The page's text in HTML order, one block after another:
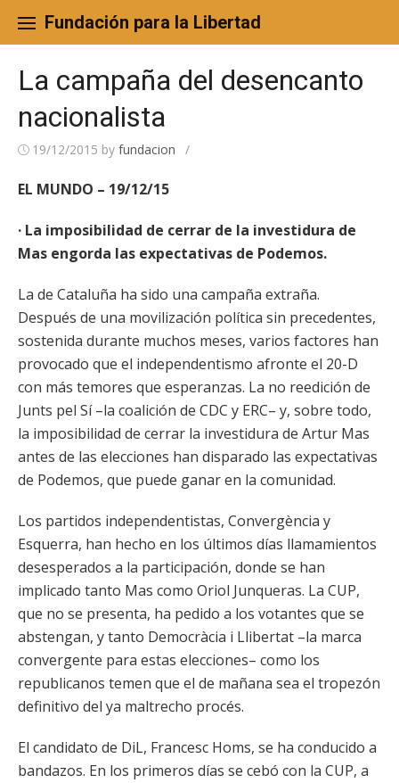
content
Fundación para la Libertad
La campaña del desencanto
nacionalista
19/12/2015 by fundacion /
EL MUNDO – 19/12/15
· La imposibilidad de cerrar de la investidura de
Mas engorda las expectativas de Podemos.
La de Cataluña ha sido una campaña extraña.
Después de una movilización política sin precedentes,
sostenida durante muchos meses, varios factores han
provocado que el independentismo afronte el 20-D
con más temores que esperanzas. La no reedición de
Junts pel Sí –la coalición de CDC y ERC– y, sobre todo,
la imposibilidad de cerrar la investidura de Artur Mas
antes de las elecciones han disparado las expectativas
de Podemos, que puede ganar en la comunidad.
Los partidos independentistas, Convergència y
Esquerra, han hecho en los últimos días llamamientos
desesperados a la participación, donde se han
implicado tanto Mas como Oriol Junqueras. La CUP,
que no se presenta, ha pedido a los votantes que se
abstengan, y tanto Democràcia i Llibertat –la marca
convergente para estas elecciones– como los
republicanos temen que el de mañana sea el tropezón
definitivo del ya maltrecho procés.
El candidato de DiL, Francesc Homs, se ha conducido a
bandazos. En los primeros días se cebó con la CUP, a